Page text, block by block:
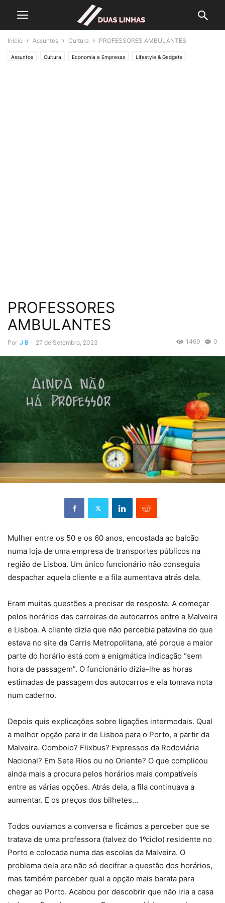
Início Assuntos Cultura PROFESSORES AMBULANTES
Assuntos Cultura Economia e Empresas Lifestyle & Gadgets
PROFESSORES
AMBULANTES
Por J B - 27 de Setembro, 2023 0
1469
Mulher entre os 50 e os 60 anos, encostada ao balcão
numa loja de uma empresa de transportes públicos na
região de Lisboa. Um único funcionário não conseguia
despachar aquela cliente e a fila aumentava atrás dela.
Eram muitas questões a precisar de resposta. A começar
pelos horários das carreiras de autocarros entre a Malveira
e Lisboa. A cliente dizia que não percebia patavina do que
estava no site da Carris Metropolitana, até porque a maior
parte do horário está com a enigmática indicação “sem
hora de passagem”. O funcionário dizia-lhe as horas
estimadas de passagem dos autocarros e ela tomava nota
num caderno.
Depois quis explicações sobre ligações intermodais. Qual
a melhor opção para ir de Lisboa para o Porto, a partir da
Malveira. Comboio? Flixbus? Expressos da Rodoviária
Nacional? Em Sete Rios ou no Oriente? O que complicou
ainda mais a procura pelos horários mais compatíveis
entre as várias opções. Atrás dela, a fila continuava a
aumentar. E os preços dos bilhetes…
Todos ouvíamos a conversa e ficámos a perceber que se
tratava de uma professora (talvez do 1ºciclo) residente no
Porto e colocada numa das escolas da Malveira. O
problema dela era não só decifrar a questão dos horários,
mas também perceber qual a opção mais barata para
chegar ao Porto. Acabou por descobrir que não iria a casa